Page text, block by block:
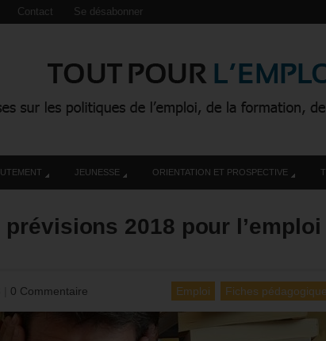
Contact Se désabonner
JEUNESSE ORIENTATION ET PROSPECTIVE
2018 pour l’emploi
0 Commentaire Emploi Fiches